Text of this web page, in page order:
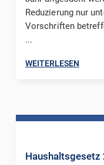
Reduzierung nur
Vorschriften
...
WEITERLESEN
Haushaltsgesetz